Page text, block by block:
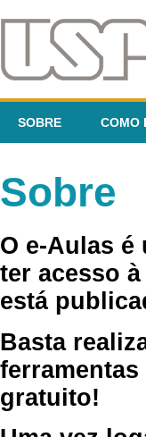
SOBRE COMO
Sobre
O e-Aulas é
ter acesso
está
Basta
gratuito!